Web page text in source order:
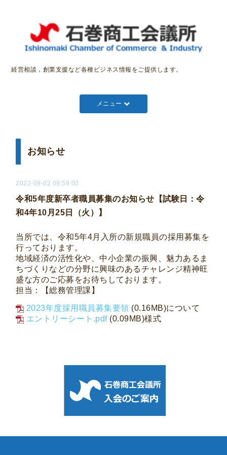
経営相談，創業支援など各種ビジネス情報をご提供します。
メニュー
お知らせ
2022-09-02 09:59:00
令和5年度新卒者職員募集のお知らせ【試験日：令
和4年10月25日（火）】
当所では、令和5年4月入所の新規職員の採用募集を
行っております。
地域経済の活性化や、中小企業の振興、魅力あるま
ちづくりなどの分野に興味のあるチャレンジ精神旺
盛な方のご応募をお待ちしております。
担当：【総務管理課】
2023年度採用職員募集要領 (0.16MB)について
エントリーシート.pdf(0.09MB)様式